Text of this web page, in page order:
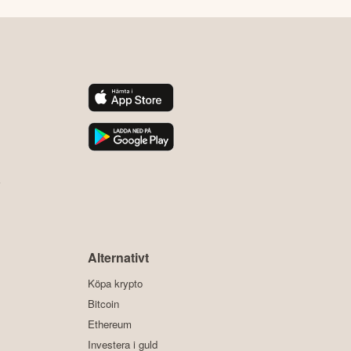
Alternativt
Köpa krypto
Bitcoin
Ethereum
Investera i guld